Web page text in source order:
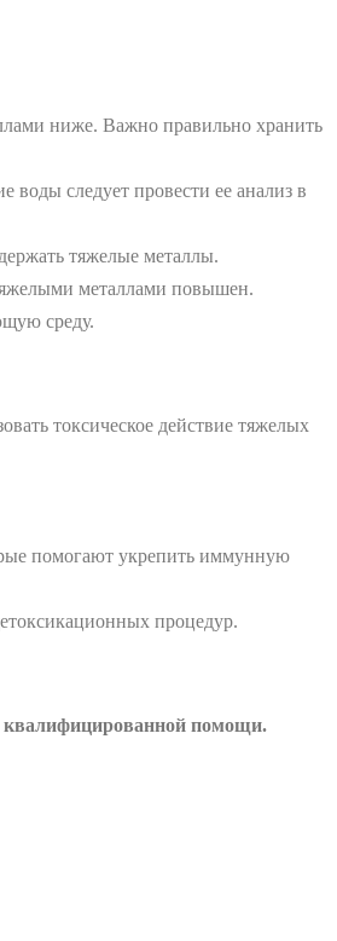
ниже. Важно правильно хранить
воды следует провести ее анализ в
тяжелые металлы.
металлами повышен.
среду.
токсическое действие тяжелых
помогают укрепить иммунную
процедур.
квалифицированной помощи.